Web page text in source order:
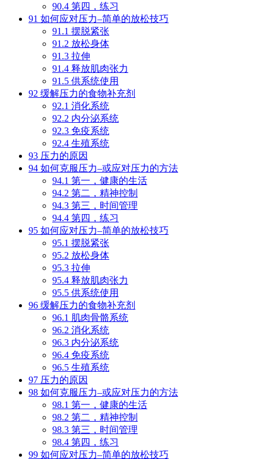
90.4 第四，练习
91 如何应对压力–简单的放松技巧
91.1 摆脱紧张
91.2 放松身体
91.3 拉伸
91.4 释放肌肉张力
91.5 供系统使用
92 缓解压力的食物补充剂
92.1 消化系统
92.2 内分泌系统
92.3 免疫系统
92.4 生殖系统
93 压力的原因
94 如何克服压力–或应对压力的方法
94.1 第一，健康的生活
94.2 第二，精神控制
94.3 第三，时间管理
94.4 第四，练习
95 如何应对压力–简单的放松技巧
95.1 摆脱紧张
95.2 放松身体
95.3 拉伸
95.4 释放肌肉张力
95.5 供系统使用
96 缓解压力的食物补充剂
96.1 肌肉骨骼系统
96.2 消化系统
96.3 内分泌系统
96.4 免疫系统
96.5 生殖系统
97 压力的原因
98 如何克服压力–或应对压力的方法
98.1 第一，健康的生活
98.2 第二，精神控制
98.3 第三，时间管理
98.4 第四，练习
99 如何应对压力–简单的放松技巧